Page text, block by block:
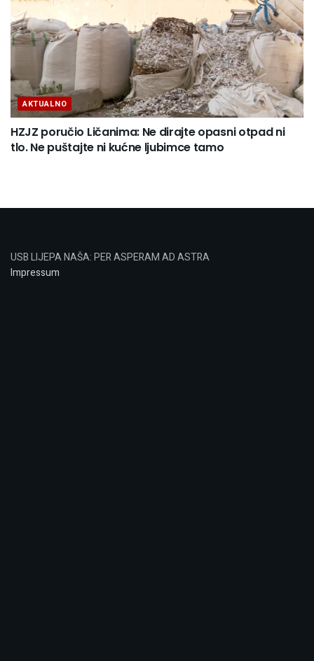
AKTUALNO
HZJZ poručio Ličanima: Ne dirajte opasni otpad ni
tlo. Ne puštajte ni kućne ljubimce tamo
USB LIJEPA NAŠA: PER ASPERAM AD ASTRA
Impressum